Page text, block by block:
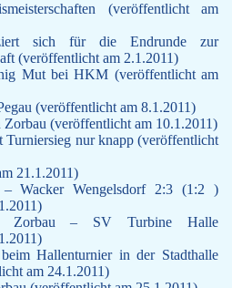
(veröffentlicht am
sich für die Endrunde zur
(veröffentlicht am 2.1.2011)
Mut bei HKM (veröffentlicht am
(veröffentlicht am 8.1.2011)
(veröffentlicht am 10.1.2011)
Turniersieg nur knapp (veröffentlicht
21.1.2011)
Wacker Wengelsdorf 2:3 (1:2 )
Zorbau – SV Turbine Halle
Hallenturnier in der Stadthalle
am 24.1.2011)